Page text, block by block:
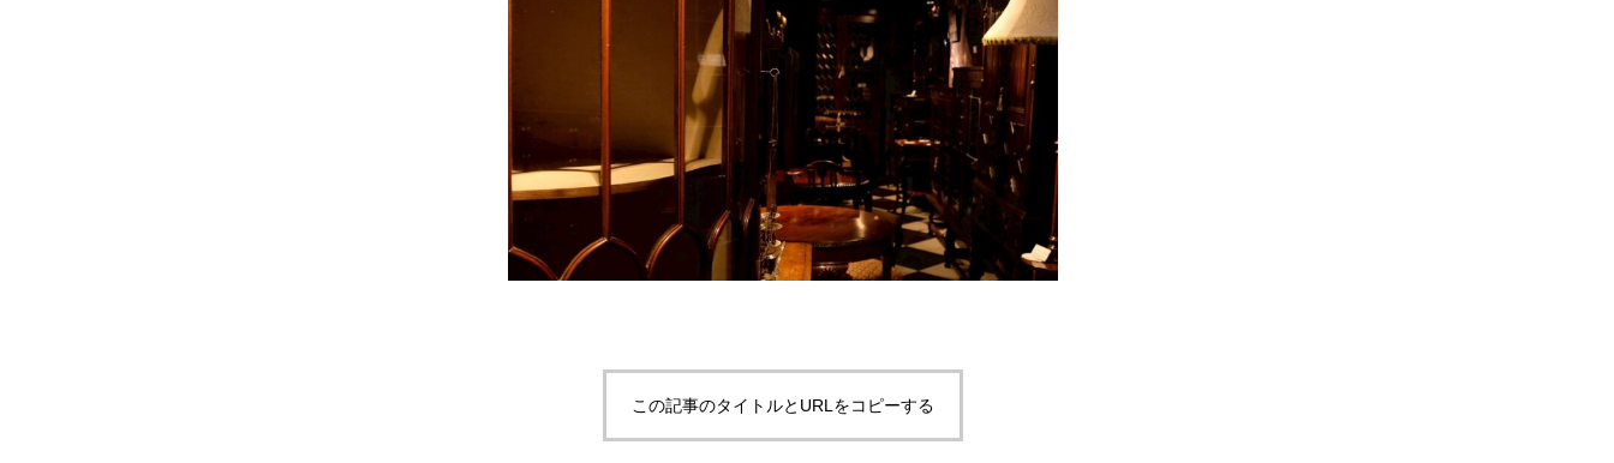
この記事のタイトルとURLをコピーする